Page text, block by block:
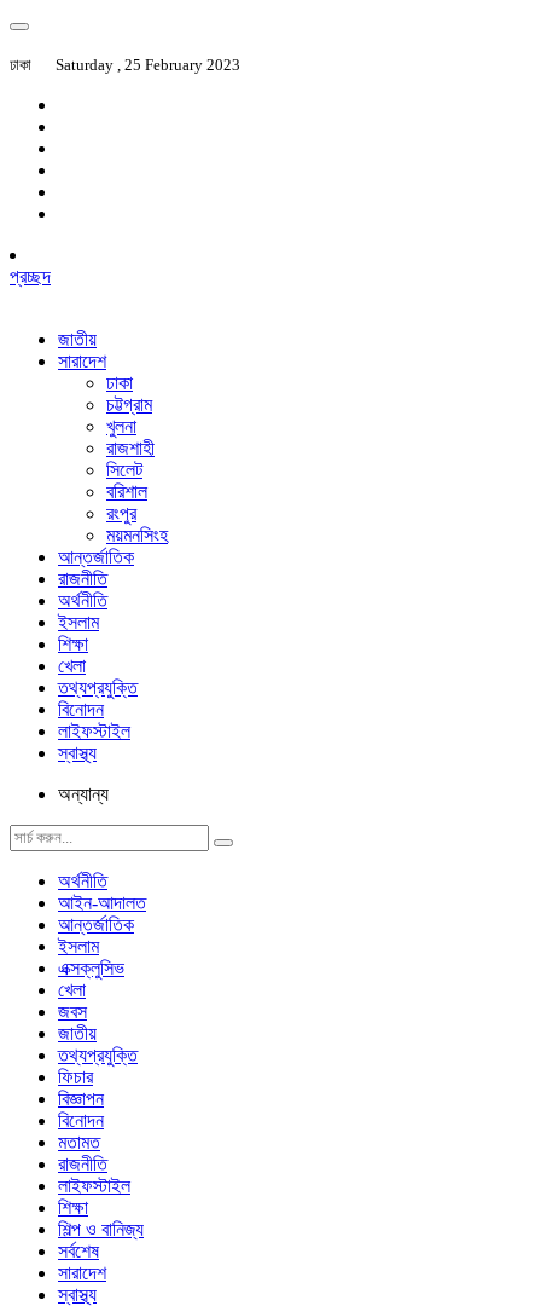
ঢাকা Saturday , 25 February 2023
প্রচ্ছদ
জাতীয়
সারাদেশ
ঢাকা
চট্টগ্রাম
খুলনা
রাজশাহী
সিলেট
বরিশাল
রংপুর
ময়মনসিংহ
আন্তর্জাতিক
রাজনীতি
অর্থনীতি
ইসলাম
শিক্ষা
খেলা
তথ্যপ্রযুক্তি
বিনোদন
লাইফস্টাইল
স্বাস্থ্য
অন্যান্য
অর্থনীতি
আইন-আদালত
আন্তর্জাতিক
ইসলাম
এক্সক্লুসিভ
খেলা
জবস
জাতীয়
তথ্যপ্রযুক্তি
ফিচার
বিজ্ঞাপন
বিনোদন
মতামত
রাজনীতি
লাইফস্টাইল
শিক্ষা
শিল্প ও বানিজ্য
সর্বশেষ
সারাদেশ
স্বাস্থ্য